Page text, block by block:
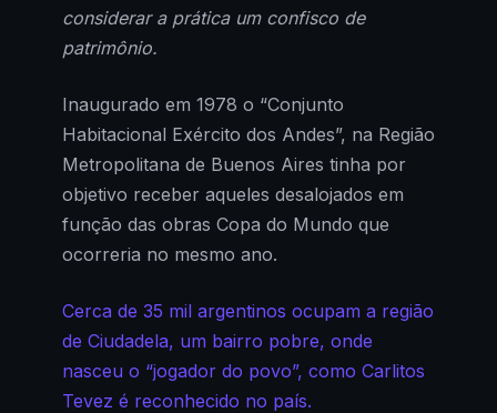
considerar a prática um confisco de
patrimônio.
Inaugurado em 1978 o “Conjunto
Habitacional Exército dos Andes”, na Região
Metropolitana de Buenos Aires tinha por
objetivo receber aqueles desalojados em
função das obras Copa do Mundo que
ocorreria no mesmo ano.
Cerca de 35 mil argentinos ocupam a região
de Ciudadela, um bairro pobre, onde
nasceu o “jogador do povo”, como Carlitos
Tevez é reconhecido no país.